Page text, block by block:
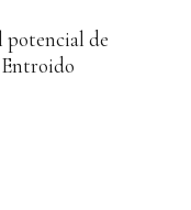
potencial de